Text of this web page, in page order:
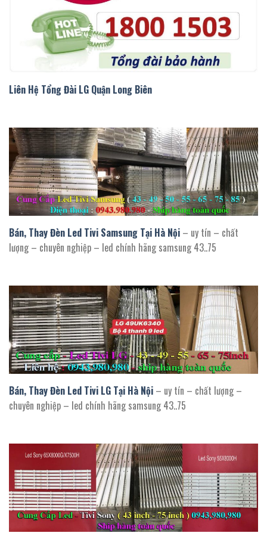
liên hệ tổng đài lg quận long biên
Liên Hệ Tổng Đài LG Quận Long Biên
Bán, Thay Đèn Led Tivi Samsung Tại Hà Nội – uy tín – chất
lượng – chuyên nghiệp – led chính hãng samsung 43..75
Bán, Thay Đèn Led Tivi LG Tại Hà Nội – uy tín – chất lượng –
chuyên nghiệp – led chính hãng samsung 43..75